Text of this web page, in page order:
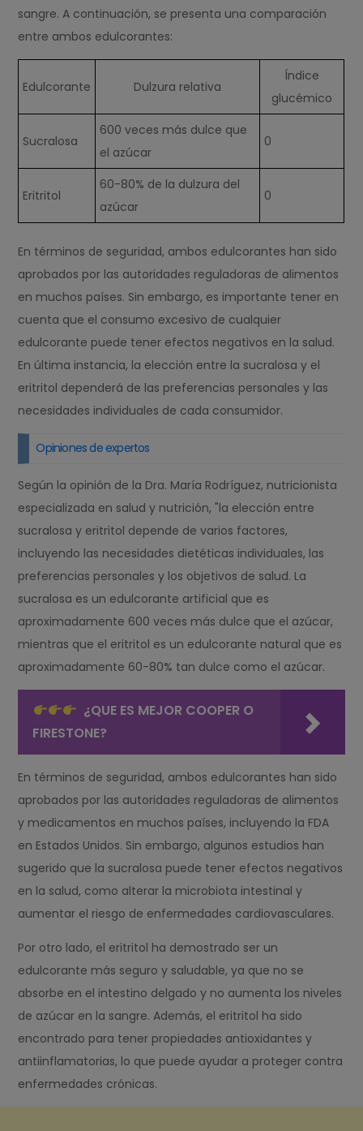
sangre. A continuación, se presenta una comparación
entre ambos edulcorantes:
Edulcorante Dulzura relativa
Índice
glucémico
Sucralosa
600 veces más dulce que
el azúcar
0
Eritritol
60-80% de la dulzura del
azúcar
0
En términos de seguridad, ambos edulcorantes han sido
aprobados por las autoridades reguladoras de alimentos
en muchos países. Sin embargo, es importante tener en
cuenta que el consumo excesivo de cualquier
edulcorante puede tener efectos negativos en la salud.
En última instancia, la elección entre la sucralosa y el
eritritol dependerá de las preferencias personales y las
necesidades individuales de cada consumidor.
Opiniones de expertos
Según la opinión de la Dra. María Rodríguez, nutricionista
especializada en salud y nutrición, "la elección entre
sucralosa y eritritol depende de varios factores,
incluyendo las necesidades dietéticas individuales, las
preferencias personales y los objetivos de salud. La
sucralosa es un edulcorante artificial que es
aproximadamente 600 veces más dulce que el azúcar,
mientras que el eritritol es un edulcorante natural que es
aproximadamente 60-80% tan dulce como el azúcar.
¿QUE ES MEJOR COOPER O
FIRESTONE?
En términos de seguridad, ambos edulcorantes han sido
aprobados por las autoridades reguladoras de alimentos
y medicamentos en muchos países, incluyendo la FDA
en Estados Unidos. Sin embargo, algunos estudios han
sugerido que la sucralosa puede tener efectos negativos
en la salud, como alterar la microbiota intestinal y
aumentar el riesgo de enfermedades cardiovasculares.
Por otro lado, el eritritol ha demostrado ser un
edulcorante más seguro y saludable, ya que no se
absorbe en el intestino delgado y no aumenta los niveles
de azúcar en la sangre. Además, el eritritol ha sido
encontrado para tener propiedades antioxidantes y
antiinflamatorias, lo que puede ayudar a proteger contra
enfermedades crónicas.